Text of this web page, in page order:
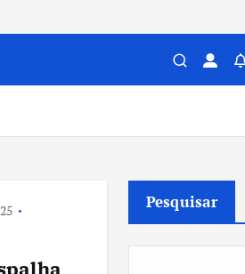
Pesquisar